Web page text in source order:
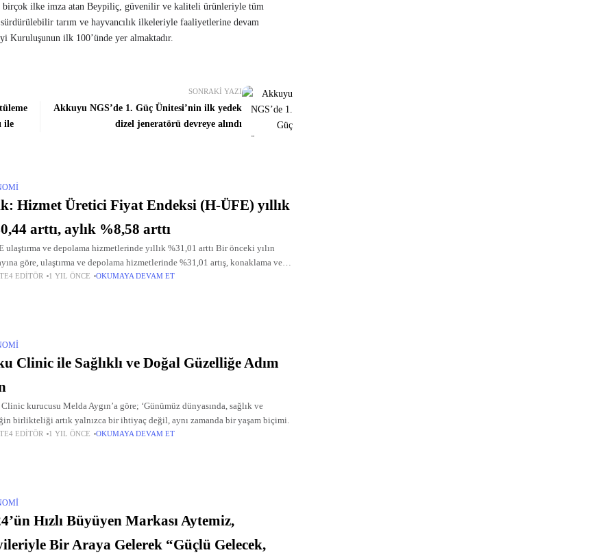
birçok ilke imza atan Beypiliç, güvenilir ve kaliteli ürünleriyle tüm
tarım ve hayvancılık ilkeleriyle faaliyetlerine devam
Kuruluşunun ilk 100’ünde yer almaktadır.
ile
SONRAKI YAZI
Akkuyu NGS’de 1. Güç Ünitesi’nin ilk yedek
dizel jeneratörü devreye alındı
Hizmet Üretici Fiyat Endeksi (H-ÜFE) yıllık
arttı, aylık %8,58 arttı
ulaştırma ve depolama hizmetlerinde yıllık %31,01 arttı Bir önceki yılın
göre, ulaştırma ve depolama hizmetlerinde %31,01 artış, konaklama ve
hizmetlerinde %47,99 artış, bilgi ve iletişim hizmetlerinde
EDITÖR 1 YIL ÖNCE OKUMAYA DEVAM ET
Clinic ile Sağlıklı ve Doğal Güzelliğe Adım
kurucusu Melda Aygın’a göre; ‘Günümüz dünyasında, sağlık ve
birlikteliği artık yalnızca bir ihtiyaç değil, aynı zamanda bir yaşam biçimi.
EDITÖR 1 YIL ÖNCE OKUMAYA DEVAM ET
Hızlı Büyüyen Markası Aytemiz,
Bir Araya Gelerek “Güçlü Gelecek,